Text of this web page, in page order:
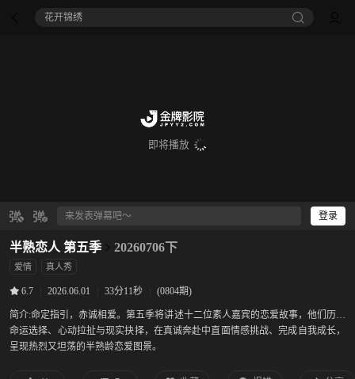
花开锦绣
即将播放
登录
半熟恋人 第五季 20260706下
爱情 真人秀
6.7 2026.06.01 33分11秒 (0804期)
简介:命定指引，赤诚相爱。第五季将讲述十二位素人嘉宾的恋爱故事，他们历经
命运选择、心动拉扯与现实抉择，在真诚奔赴中直面情感挑战、完成自我成长，
呈现热烈又坦荡的半熟龄恋爱图景。